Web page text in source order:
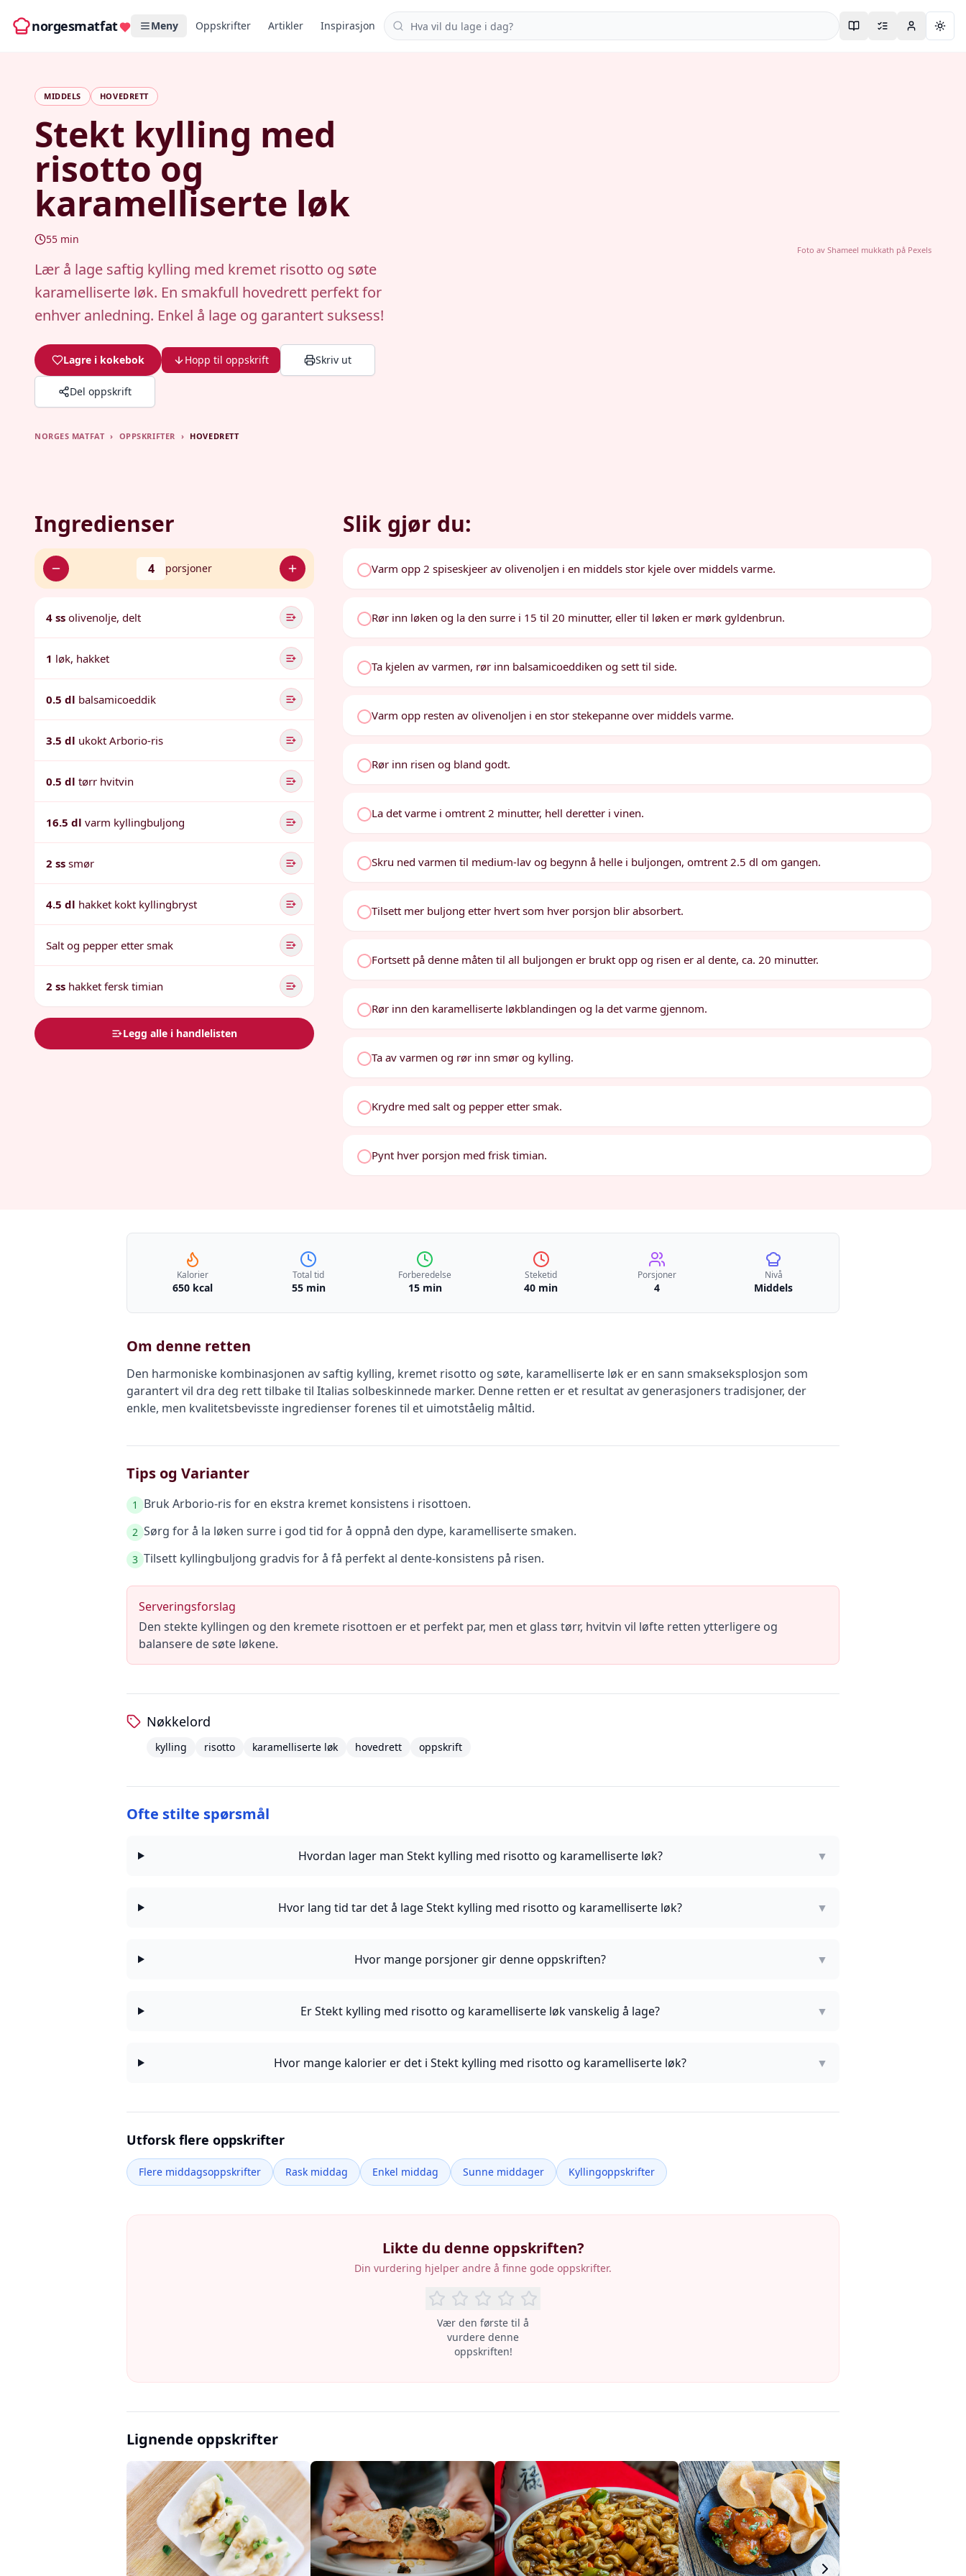
norgesmatfat Meny Oppskrifter Artikler Inspirasjon Søk i oppskrifter
MIDDELS HOVEDRETT
Stekt kylling med
risotto og
karamelliserte løk
55 min
Lær å lage saftig kylling med kremet risotto og søte
karamelliserte løk. En smakfull hovedrett perfekt for
enhver anledning. Enkel å lage og garantert suksess!
Lagre i kokebok Hopp til oppskrift Skriv ut
Del oppskrift
Foto av Shameel mukkath på Pexels
NORGES MATFAT › OPPSKRIFTER › HOVEDRETT
Ingredienser
4 porsjoner
4 ss olivenolje, delt
1 løk, hakket
0.5 dl balsamicoeddik
3.5 dl ukokt Arborio-ris
0.5 dl tørr hvitvin
16.5 dl varm kyllingbuljong
2 ss smør
4.5 dl hakket kokt kyllingbryst
Salt og pepper etter smak
2 ss hakket fersk timian
Legg alle i handlelisten
Slik gjør du:
Varm opp 2 spiseskjeer av olivenoljen i en middels stor kjele over middels varme.
Rør inn løken og la den surre i 15 til 20 minutter, eller til løken er mørk gyldenbrun.
Ta kjelen av varmen, rør inn balsamicoeddiken og sett til side.
Varm opp resten av olivenoljen i en stor stekepanne over middels varme.
Rør inn risen og bland godt.
La det varme i omtrent 2 minutter, hell deretter i vinen.
Skru ned varmen til medium-lav og begynn å helle i buljongen, omtrent 2.5 dl om gangen.
Tilsett mer buljong etter hvert som hver porsjon blir absorbert.
Fortsett på denne måten til all buljongen er brukt opp og risen er al dente, ca. 20 minutter.
Rør inn den karamelliserte løkblandingen og la det varme gjennom.
Ta av varmen og rør inn smør og kylling.
Krydre med salt og pepper etter smak.
Pynt hver porsjon med frisk timian.
Kalorier
650 kcal
Total tid
55 min
Forberedelse
15 min
Steketid
40 min
Porsjoner
4
Nivå
Middels
Om denne retten
Den harmoniske kombinasjonen av saftig kylling, kremet risotto og søte, karamelliserte løk er en sann smakseksplosjon som
garantert vil dra deg rett tilbake til Italias solbeskinnede marker. Denne retten er et resultat av generasjoners tradisjoner, der
enkle, men kvalitetsbevisste ingredienser forenes til et uimotståelig måltid.
Tips og Varianter
1 Bruk Arborio-ris for en ekstra kremet konsistens i risottoen.
2 Sørg for å la løken surre i god tid for å oppnå den dype, karamelliserte smaken.
3 Tilsett kyllingbuljong gradvis for å få perfekt al dente-konsistens på risen.
Serveringsforslag
Den stekte kyllingen og den kremete risottoen er et perfekt par, men et glass tørr, hvitvin vil løfte retten ytterligere og
balansere de søte løkene.
Nøkkelord
kylling risotto karamelliserte løk hovedrett oppskrift
Ofte stilte spørsmål
Hvordan lager man Stekt kylling med risotto og karamelliserte løk? ▼
Hvor lang tid tar det å lage Stekt kylling med risotto og karamelliserte løk? ▼
Hvor mange porsjoner gir denne oppskriften? ▼
Er Stekt kylling med risotto og karamelliserte løk vanskelig å lage? ▼
Hvor mange kalorier er det i Stekt kylling med risotto og karamelliserte løk? ▼
Utforsk flere oppskrifter
Flere middagsoppskrifter Rask middag Enkel middag Sunne middager Kyllingoppskrifter
Likte du denne oppskriften?
Din vurdering hjelper andre å finne gode oppskrifter.
Vær den første til å
vurdere denne
oppskriften!
Lignende oppskrifter